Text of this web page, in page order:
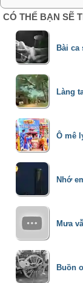
0 Comment:
CÓ THỂ BẠN SẼ
Bài ca
Làng
Ô mê
Nhớ
Mưa
Buồn